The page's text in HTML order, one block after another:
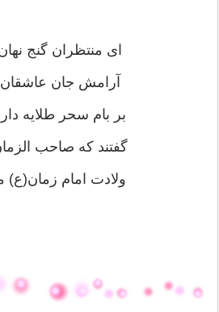
ای منتظران گنج
آرامش جان
بر بام سحر طلایه
گفتند که صاحب
ولادت امام زمان(ع)